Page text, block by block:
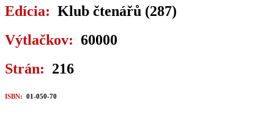
Edícia: Klub čtenářů (287)
Výtlačkov: 60000
Strán: 216
ISBN: 01-050-70